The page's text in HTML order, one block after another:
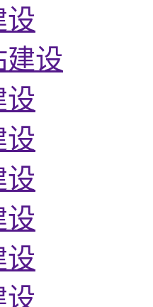
设
建设
设
设
设
设
设
设